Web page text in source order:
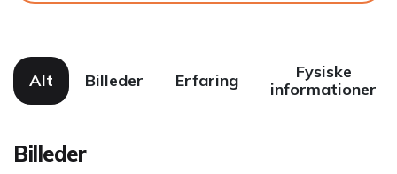
Alt Billeder Erfaring
Fysiske
informationer
Billeder